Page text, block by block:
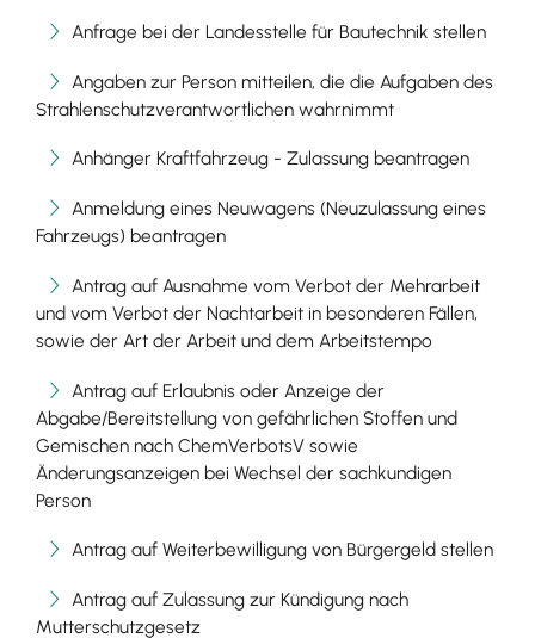
Anfrage bei der Landesstelle für Bautechnik stellen
Angaben zur Person mitteilen, die die Aufgaben des
Strahlenschutzverantwortlichen wahrnimmt
Anhänger Kraftfahrzeug - Zulassung beantragen
Anmeldung eines Neuwagens (Neuzulassung eines
Fahrzeugs) beantragen
Antrag auf Ausnahme vom Verbot der Mehrarbeit
und vom Verbot der Nachtarbeit in besonderen Fällen,
sowie der Art der Arbeit und dem Arbeitstempo
Antrag auf Erlaubnis oder Anzeige der
Abgabe/Bereitstellung von gefährlichen Stoffen und
Gemischen nach ChemVerbotsV sowie
Änderungsanzeigen bei Wechsel der sachkundigen
Person
Antrag auf Weiterbewilligung von Bürgergeld stellen
Antrag auf Zulassung zur Kündigung nach
Mutterschutzgesetz